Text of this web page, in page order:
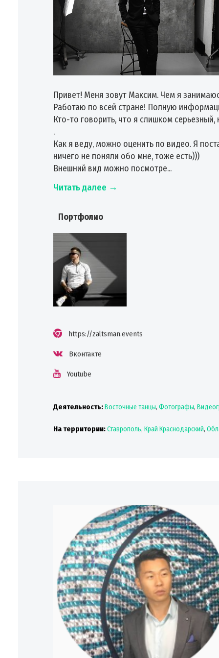
Привет! Меня зовут Максим. Чем я
Работаю по всей стране! Полную
Кто-то говорить, что я слишком
.
Как я веду, можно оценить по видео. Я
ничего не поняли обо мне, тоже есть)))
Внешний вид можно посмотре...
Читать далее →
Портфолио
https://zaltsman.events
Вконтакте
Youtube
Деятельность:Восточные танцы, Фотографы,
На территории:Ставрополь, Край Краснодарский,